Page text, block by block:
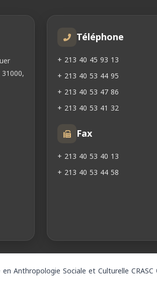
Téléphone
+ 213 40 45 93 13
+ 213 40 53 44 95
+ 213 40 53 47 86
+ 213 40 53 41 32
Fax
+ 213 40 53 40 13
+ 213 40 53 44 58
Anthropologie Sociale et Culturelle